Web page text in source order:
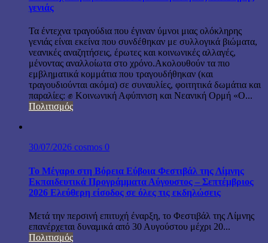
γενιάς
Τα έντεχνα τραγούδια που έγιναν ύμνοι μιας ολόκληρης
γενιάς είναι εκείνα που συνδέθηκαν με συλλογικά βιώματα,
νεανικές αναζητήσεις, έρωτες και κοινωνικές αλλαγές,
μένοντας αναλλοίωτα στο χρόνο.Ακολουθούν τα πιο
εμβληματικά κομμάτια που τραγουδήθηκαν (και
τραγουδιούνται ακόμα) σε συναυλίες, φοιτητικά δωμάτια και
παραλίες: ✊ Κοινωνική Αφύπνιση και Νεανική Ορμή «Ο...
Πολιτισμός
30/07/2026 cosmos 0
Το Μέγαρο στη Βόρεια Εύβοια Φεστιβάλ της Λίμνης
Εκπαιδευτικά Προγράμματα Αύγουστος – Σεπτέμβριος
2026 Ελεύθερη είσοδος σε όλες τις εκδηλώσεις
Μετά την περσινή επιτυχή έναρξη, το Φεστιβάλ της Λίμνης
επανέρχεται δυναμικά από 30 Αυγούστου μέχρι 20...
Πολιτισμός